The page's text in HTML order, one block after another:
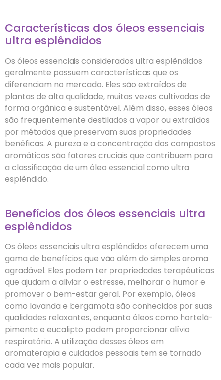
Características dos óleos essenciais
ultra esplêndidos
Os óleos essenciais considerados ultra esplêndidos
geralmente possuem características que os
diferenciam no mercado. Eles são extraídos de
plantas de alta qualidade, muitas vezes cultivadas de
forma orgânica e sustentável. Além disso, esses óleos
são frequentemente destilados a vapor ou extraídos
por métodos que preservam suas propriedades
benéficas. A pureza e a concentração dos compostos
aromáticos são fatores cruciais que contribuem para
a classificação de um óleo essencial como ultra
esplêndido.
Benefícios dos óleos essenciais ultra
esplêndidos
Os óleos essenciais ultra esplêndidos oferecem uma
gama de benefícios que vão além do simples aroma
agradável. Eles podem ter propriedades terapêuticas
que ajudam a aliviar o estresse, melhorar o humor e
promover o bem-estar geral. Por exemplo, óleos
como lavanda e bergamota são conhecidos por suas
qualidades relaxantes, enquanto óleos como hortelã-
pimenta e eucalipto podem proporcionar alívio
respiratório. A utilização desses óleos em
aromaterapia e cuidados pessoais tem se tornado
cada vez mais popular.